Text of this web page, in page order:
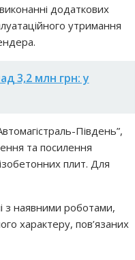
додаткових
утримання
3,2 млн грн: у
Південь”,
та посилення
плит. Для
з наявними роботами,
характеру, пов’язаних